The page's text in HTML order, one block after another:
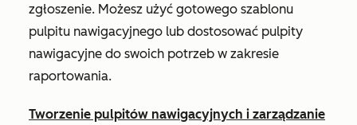
zgłoszenie. Możesz użyć gotowego szablonu
pulpitu nawigacyjnego lub dostosować pulpity
nawigacyjne do swoich potrzeb w zakresie
raportowania.
Tworzenie pulpitów nawigacyjnych i zarządzanie